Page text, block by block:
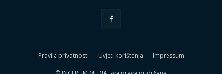
Pravila privatnosti Uvjeti korištenja Impressum